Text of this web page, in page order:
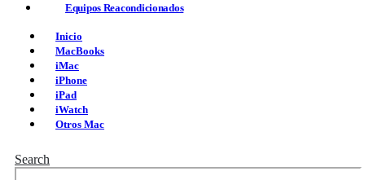
Equipos Reacondicionados
Inicio
MacBooks
iMac
iPhone
iPad
iWatch
Otros Mac
Search